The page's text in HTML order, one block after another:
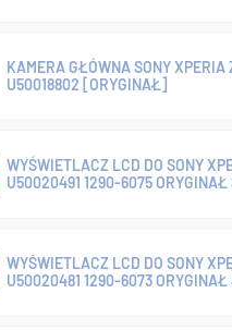
KAMERA GŁÓWNA SONY XPERIA
U50018802 [ORYGINAŁ]
WYŚWIETLACZ LCD DO SONY
U50020491 1290-6075 ORYGINAŁ
WYŚWIETLACZ LCD DO SONY
U50020481 1290-6073 ORYGINAŁ